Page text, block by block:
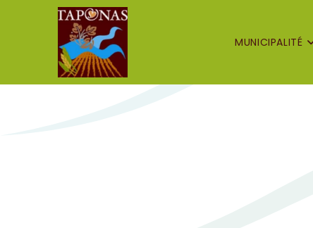
MUNICIPALITÉ